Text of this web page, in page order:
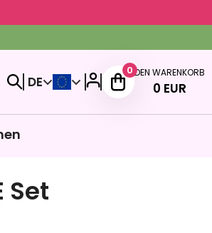
DE
0 DEN WARENKORB
0 EUR
Set